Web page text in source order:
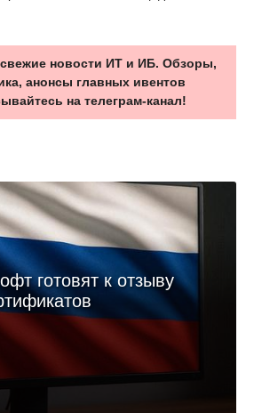
новости ИТ и ИБ. Обзоры,
анонсы главных ивентов
на телеграм-канал!
готовят к отзыву